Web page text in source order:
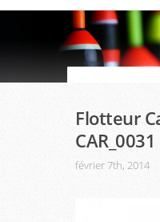
Flotteur
CAR_0031
février 7th, 2014